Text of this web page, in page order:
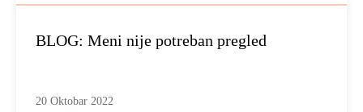
BLOG: Meni nije potreban pregled
20 Oktobar 2022